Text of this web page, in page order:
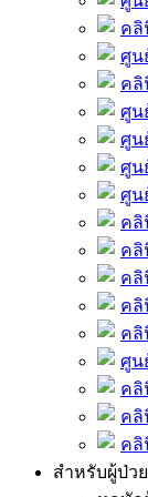
คลิ
ศูน
คลิ
ศูน
ศูน
ศูน
ศูน
คลิ
คลิ
คลิ
คลิ
คลิ
ศูน
คลิ
คลิ
คลิ
สำหรับผู้ป่วย